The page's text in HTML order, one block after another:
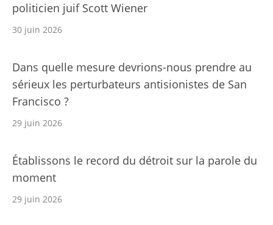
politicien juif Scott Wiener
30 juin 2026
Dans quelle mesure devrions-nous prendre au
sérieux les perturbateurs antisionistes de San
Francisco ?
29 juin 2026
Établissons le record du détroit sur la parole du
moment
29 juin 2026